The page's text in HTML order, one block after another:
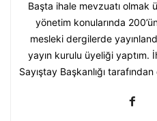
Başta ihale mevzuatı olmak
yönetim konularında
mesleki dergilerde
yayın kurulu üyeliği yaptım.
Sayıştay Başkanlığı